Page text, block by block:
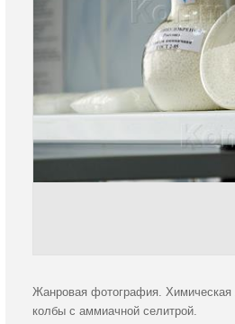
Жанровая фотография. Химическая
колбы с аммиачной селитрой.